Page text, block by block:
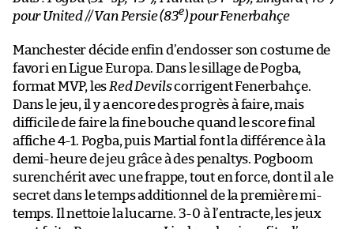
pour United // Van Persie (83e) pour Fenerbahçe
Manchester décide enfin d’endosser son costume de
favori en Ligue Europa. Dans le sillage de Pogba,
format MVP, les Red Devilscorrigent Fenerbahçe.
Dans le jeu, il y a encore des progrès à faire, mais
difficile de faire la fine bouche quand le score final
affiche 4-1. Pogba, puis Martial font la différence à la
demi-heure de jeu grâce à des penaltys. Pogboom
surenchérit avec une frappe, tout en force, dont il a le
secret dans le temps additionnel de la première mi-
temps. Il nettoie la lucarne. 3-0 à l’entracte, les jeux